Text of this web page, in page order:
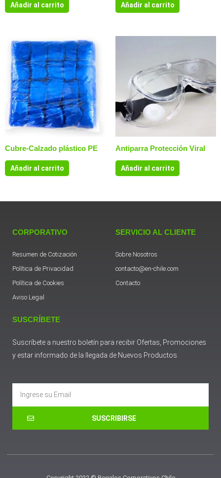
Añadir al carrito Añadir al carrito
Cubre-Calzado plástico PE
Añadir al carrito
Antiparra Protección Viral
Añadir al carrito
CORPORATIVO
Resumen de Cotización
Política de Privacidad
Política de Cookies
Aviso Legal
SERVICIO AL CLIENTE
Sobre Nosotros
contacto@en-chile.com
Contacto
SUSCRÍBETE
Suscríbete a nuestro boletín para recibir Ofertas, Promociones
y estar informado de la llegada de Nuevos Productos.
SUSCRIBIRSE